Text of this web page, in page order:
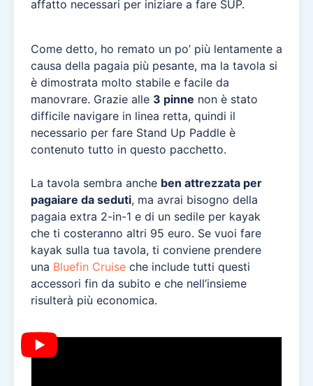
affatto necessari per iniziare a fare SUP.
Come detto, ho remato un po’ più lentamente a
causa della pagaia più pesante, ma la tavola si
è dimostrata molto stabile e facile da
manovrare. Grazie alle 3 pinne non è stato
difficile navigare in linea retta, quindi il
necessario per fare Stand Up Paddle è
contenuto tutto in questo pacchetto.
La tavola sembra anche ben attrezzata per
pagaiare da seduti, ma avrai bisogno della
pagaia extra 2-in-1 e di un sedile per kayak
che ti costeranno altri 95 euro. Se vuoi fare
kayak sulla tua tavola, ti conviene prendere
una Bluefin Cruise che include tutti questi
accessori fin da subito e che nell’insieme
risulterà più economica.